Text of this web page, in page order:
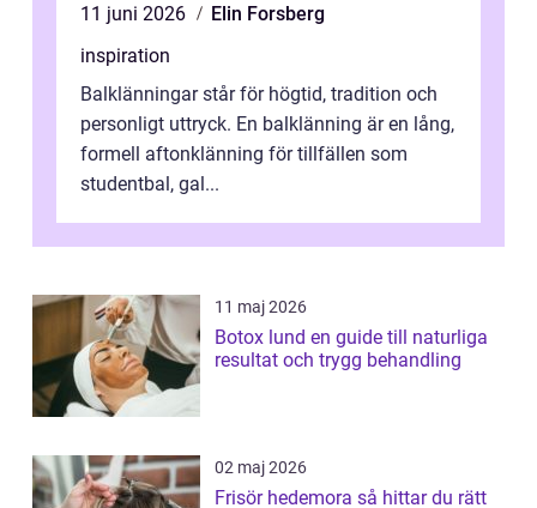
11 juni 2026
Elin Forsberg
inspiration
Balklänningar står för högtid, tradition och
personligt uttryck. En balklänning är en lång,
formell aftonklänning för tillfällen som
studentbal, gal...
11 maj 2026
Botox lund en guide till naturliga
resultat och trygg behandling
02 maj 2026
Frisör hedemora så hittar du rätt